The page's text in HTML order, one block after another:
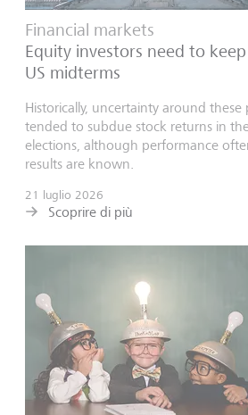
Financial markets
Equity investors need to
US midterms
Historically, uncertainty around these
tended to subdue stock returns in
elections, although performance
results are known.
21 luglio 2026
Scoprire di più